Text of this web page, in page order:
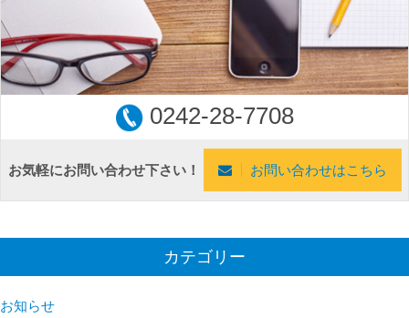
0242-28-7708
お気軽にお問い合わせ下さい！ お問い合わせはこちら
カテゴリー
お知らせ